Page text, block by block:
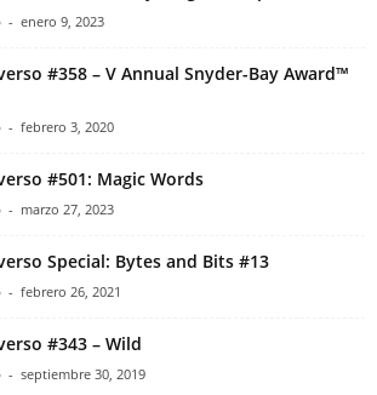
- enero 9, 2023
#358 – V Annual Snyder-Bay Award™
- febrero 3, 2020
#501: Magic Words
- marzo 27, 2023
Special: Bytes and Bits #13
- febrero 26, 2021
#343 – Wild
- septiembre 30, 2019